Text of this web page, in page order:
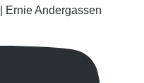
Ernie Andergassen